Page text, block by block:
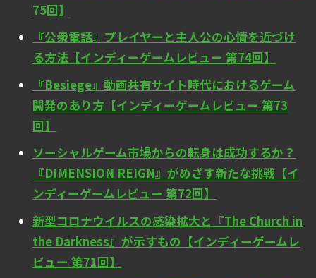
75回】
『公衆電話』プレイヤーと主人公の心情を近づけ
る方法【インディーゲームレビュー 第74回】
『Besiege』動画共有サイト時代におけるゲーム
開発のあり方【インディーゲームレビュー 第73
回】
ソーシャルゲーム市場からの転身は成功するか？
『DIMENSION REIGN』がめざす新たな挑戦【イ
ンディーゲームレビュー 第72回】
新型コロナウイルスの感染拡大と『The Church in
the Darkness』が示すもの【インディーゲームレ
ビュー 第71回】